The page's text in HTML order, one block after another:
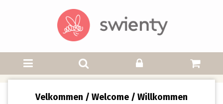
Velkommen / Welcome / Willkommen